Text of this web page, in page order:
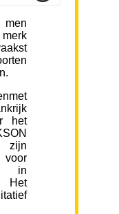
het
zijn
voor
in
Het